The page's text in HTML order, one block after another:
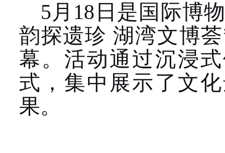
5月18日是国际博
韵探遗珍 湖湾文博
幕。活动通过沉浸
式，集中展示了文
果。